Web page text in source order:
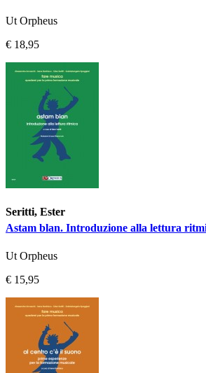
Ut Orpheus
€ 18,95
Seritti, Ester
Astam blan. Introduzione alla lettura
Ut Orpheus
€ 15,95